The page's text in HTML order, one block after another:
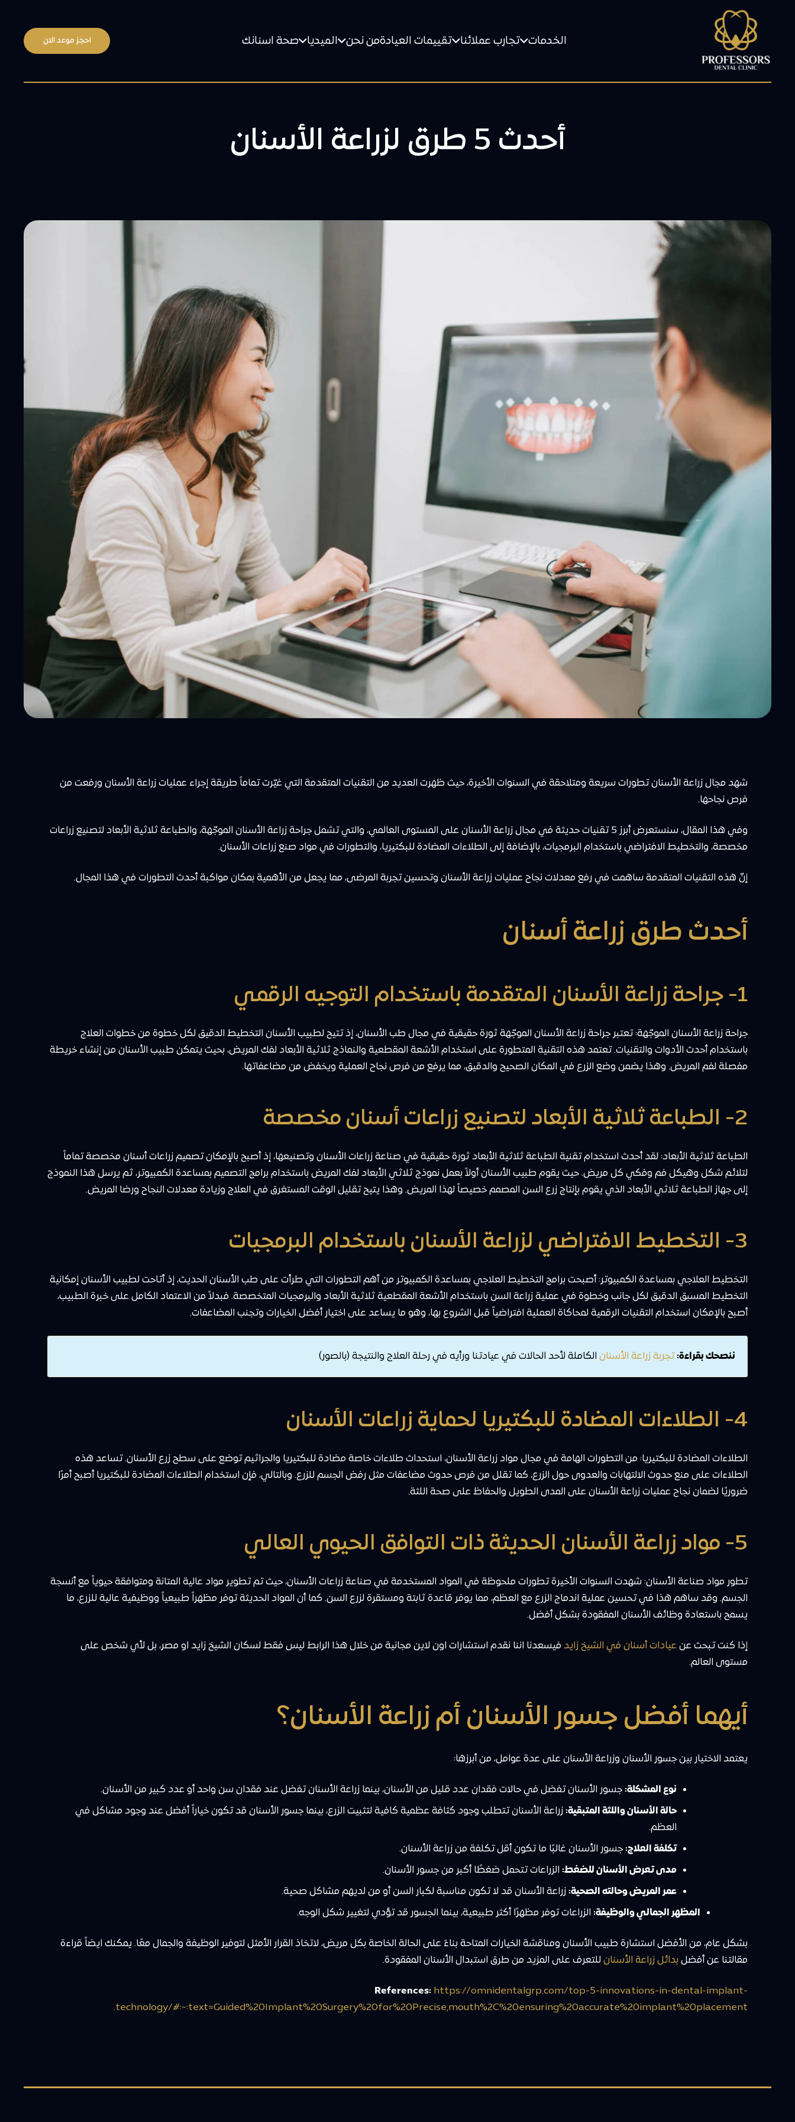
الخدمات تجارب عملائنا تقييمات العيادةمن نحن الميديا صحة اسنانك احجز موعد الان
أحدث 5 طرق لزراعة الأسنان
شهد مجال زراعة الأسنان تطورات سريعة ومتلاحقة في السنوات الأخيرة، حيث ظهرت العديد من التقنيات المتقدمة التي غيّرت تماماً طريقة إجراء عمليات زراعة الأسنان ورفعت من
فرص نجاحها.
وفي هذا المقال، سنستعرض أبرز 5 تقنيات حديثة في مجال زراعة الأسنان على المستوى العالمي، والتي تشمل جراحة زراعة الأسنان الموجّهة، والطباعة ثلاثية الأبعاد لتصنيع زراعات
مخصصة، والتخطيط الافتراضي باستخدام البرمجيات، بالإضافة إلى الطلاءات المضادة للبكتيريا، والتطورات في مواد صنع زراعات الأسنان.
إنّ هذه التقنيات المتقدمة ساهمت في رفع معدلات نجاح عمليات زراعة الأسنان وتحسين تجربة المرضى، مما يجعل من الأهمية بمكان مواكبة أحدث التطورات في هذا المجال.
أحدث طرق زراعة أسنان
1- جراحة زراعة الأسنان المتقدمة باستخدام التوجيه الرقمي
جراحة زراعة الأسنان الموجّهة: تعتبر جراحة زراعة الأسنان الموجّهة ثورة حقيقية في مجال طب الأسنان، إذ تتيح لطبيب الأسنان التخطيط الدقيق لكل خطوة من خطوات العلاج
باستخدام أحدث الأدوات والتقنيات. تعتمد هذه التقنية المتطورة على استخدام الأشعة المقطعية والنماذج ثلاثية الأبعاد لفك المريض، بحيث يتمكن طبيب الأسنان من إنشاء خريطة
مفصلة لفم المريض. وهذا يضمن وضع الزرع في المكان الصحيح والدقيق، مما يرفع من فرص نجاح العملية ويخفض من مضاعفاتها.
2- الطباعة ثلاثية الأبعاد لتصنيع زراعات أسنان مخصصة
الطباعة ثلاثية الأبعاد: لقد أحدث استخدام تقنية الطباعة ثلاثية الأبعاد ثورة حقيقية في صناعة زراعات الأسنان وتصنيعها، إذ أصبح بالإمكان تصميم زراعات أسنان مخصصة تماماً
لتلائم شكل وهيكل فم وفكي كل مريض. حيث يقوم طبيب الأسنان أولاً بعمل نموذج ثلاثي الأبعاد لفك المريض باستخدام برامج التصميم بمساعدة الكمبيوتر، ثم يرسل هذا النموذج
إلى جهاز الطباعة ثلاثي الأبعاد الذي يقوم بإنتاج زرع السن المصمم خصيصاً لهذا المريض. وهذا يتيح تقليل الوقت المستغرق في العلاج وزيادة معدلات النجاح ورضا المريض.
3- التخطيط الافتراضي لزراعة الأسنان باستخدام البرمجيات
التخطيط العلاجي بمساعدة الكمبيوتر: أصبحت برامج التخطيط العلاجي بمساعدة الكمبيوتر من أهم التطورات التي طرأت على طب الأسنان الحديث، إذ أتاحت لطبيب الأسنان إمكانية
التخطيط المسبق الدقيق لكل جانب وخطوة في عملية زراعة السن باستخدام الأشعة المقطعية ثلاثية الأبعاد والبرمجيات المتخصصة. فبدلاً من الاعتماد الكامل على خبرة الطبيب،
أصبح بالإمكان استخدام التقنيات الرقمية لمحاكاة العملية افتراضياً قبل الشروع بها، وهو ما يساعد على اختيار أفضل الخيارات وتجنب المضاعفات.
ننصحك بقراءة: تجربة زراعة الأسنان الكاملة لأحد الحالات في عيادتنا ورأيه في رحلة العلاج والنتيجة (بالصور)
4- الطلاءات المضادة للبكتيريا لحماية زراعات الأسنان
الطلاءات المضادة للبكتيريا: من التطورات الهامة في مجال مواد زراعة الأسنان، استحداث طلاءات خاصة مضادة للبكتيريا والجراثيم توضع على سطح زرع الأسنان. تساعد هذه
الطلاءات على منع حدوث الالتهابات والعدوى حول الزرع، كما تقلل من فرص حدوث مضاعفات مثل رفض الجسم للزرع. وبالتالي، فإن استخدام الطلاءات المضادة للبكتيريا أصبح أمرًا
ضروريًا لضمان نجاح عمليات زراعة الأسنان على المدى الطويل والحفاظ على صحة اللثة.
5- مواد زراعة الأسنان الحديثة ذات التوافق الحيوي العالي
تطور مواد صناعة الأسنان: شهدت السنوات الأخيرة تطورات ملحوظة في المواد المستخدمة في صناعة زراعات الأسنان، حيث تم تطوير مواد عالية المتانة ومتوافقة حيوياً مع أنسجة
الجسم. وقد ساهم هذا في تحسين عملية اندماج الزرع مع العظم، مما يوفر قاعدة ثابتة ومستقرة لزرع السن. كما أن المواد الحديثة توفر مظهراً طبيعياً ووظيفية عالية للزرع، ما
يسمح باستعادة وظائف الأسنان المفقودة بشكل أفضل.
إذا كنت تبحث عن عيادات أسنان في الشيخ زايد فيسعدنا اننا نقدم استشارات اون لاين مجانية من خلال هذا الرابط ليس فقط لسكان الشيخ زايد او مصر، بل لأي شخص على
مستوى العالم.
أيهما أفضل جسور الأسنان أم زراعة الأسنان؟
يعتمد الاختيار بين جسور الأسنان وزراعة الأسنان على عدة عوامل، من أبرزها:
نوع المشكلة: جسور الأسنان تفضل في حالات فقدان عدد قليل من الأسنان، بينما زراعة الأسنان تفضل عند فقدان سن واحد أو عدد كبير من الأسنان.
حالة الأسنان واللثة المتبقية: زراعة الأسنان تتطلب وجود كثافة عظمية كافية لتثبيت الزرع، بينما جسور الأسنان قد تكون خياراً أفضل عند وجود مشاكل في
العظم.
تكلفة العلاج: جسور الأسنان غالبًا ما تكون أقل تكلفة من زراعة الأسنان.
مدى تعرض الأسنان للضغط: الزراعات تتحمل ضغطًا أكبر من جسور الأسنان.
عمر المريض وحالته الصحية: زراعة الأسنان قد لا تكون مناسبة لكبار السن أو من لديهم مشاكل صحية.
المظهر الجمالي والوظيفة: الزراعات توفر مظهرًا أكثر طبيعية، بينما الجسور قد تؤدي لتغيير شكل الوجه.
بشكل عام، من الأفضل استشارة طبيب الأسنان ومناقشة الخيارات المتاحة بناءً على الحالة الخاصة بكل مريض، لاتخاذ القرار الأمثل لتوفير الوظيفة والجمال معًا. يمكنك ايضاً قراءة
مقالتنا عن أفضل بدائل زراعة الأسنان للتعرف على المزيد من طرق استبدال الأسنان المفقودة.
References: https://omnidentalgrp.com/top-5-innovations-in-dental-implant-
technology/#:~:text=Guided%20Implant%20Surgery%20for%20Precise,mouth%2C%20ensuring%20accurate%20implant%20placement.